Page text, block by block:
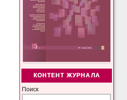
КОНТЕНТ ЖУРНАЛА
Поиск